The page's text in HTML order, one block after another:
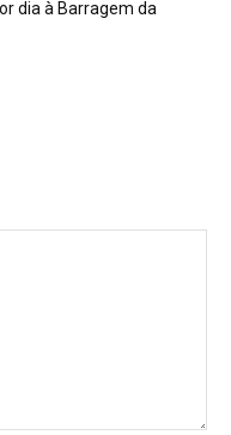
dia à Barragem da